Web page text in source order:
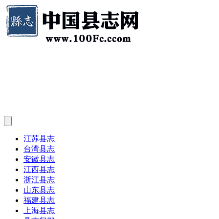
江苏县志
台湾县志
安徽县志
江西县志
浙江县志
山东县志
福建县志
上海县志